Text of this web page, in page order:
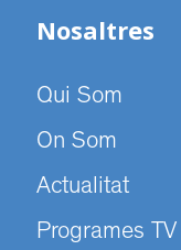
Nosaltres
Qui Som
On Som
Actualitat
Programes TV